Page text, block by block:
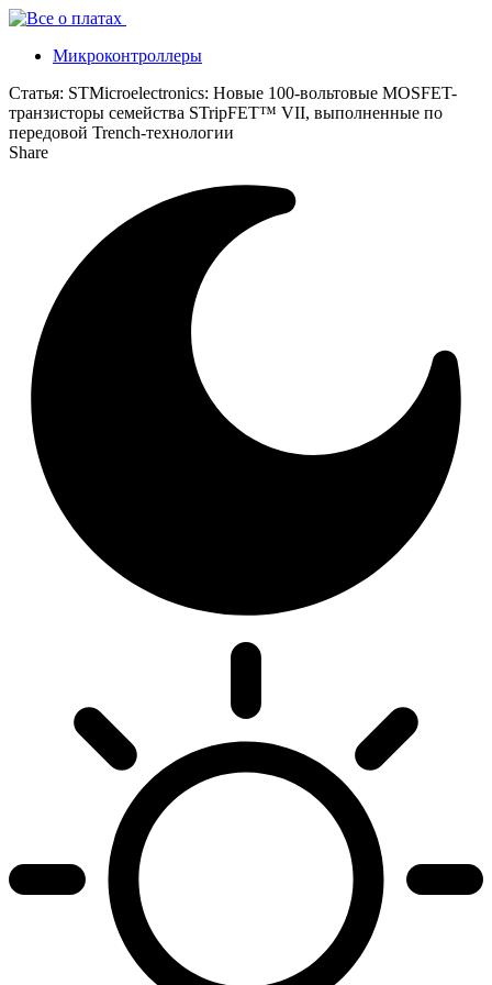
Микроконтроллеры
Статья: STMicroelectronics: Новые 100-вольтовые MOSFET-
транзисторы семейства STripFET™ VII, выполненные по
передовой Trench-технологии
Share